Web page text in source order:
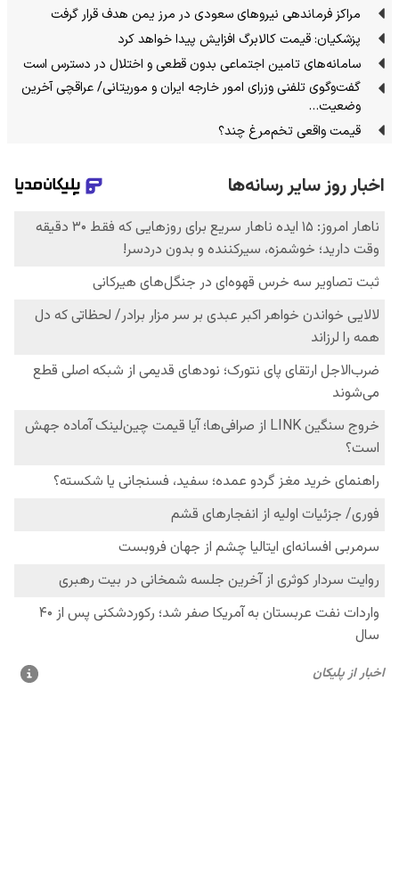
مراکز فرماندهی نیروهای سعودی در مرز یمن هدف قرار گرفت
پزشکیان: قیمت کالابرگ افزایش پیدا خواهد کرد
سامانه‌های تامین اجتماعی بدون قطعی و اختلال در دسترس است
گفت‌وگوی تلفنی وزرای امور خارجه ایران و موریتانی/ عراقچی آخرین
وضعیت…
قیمت واقعی تخم‌مرغ چند؟